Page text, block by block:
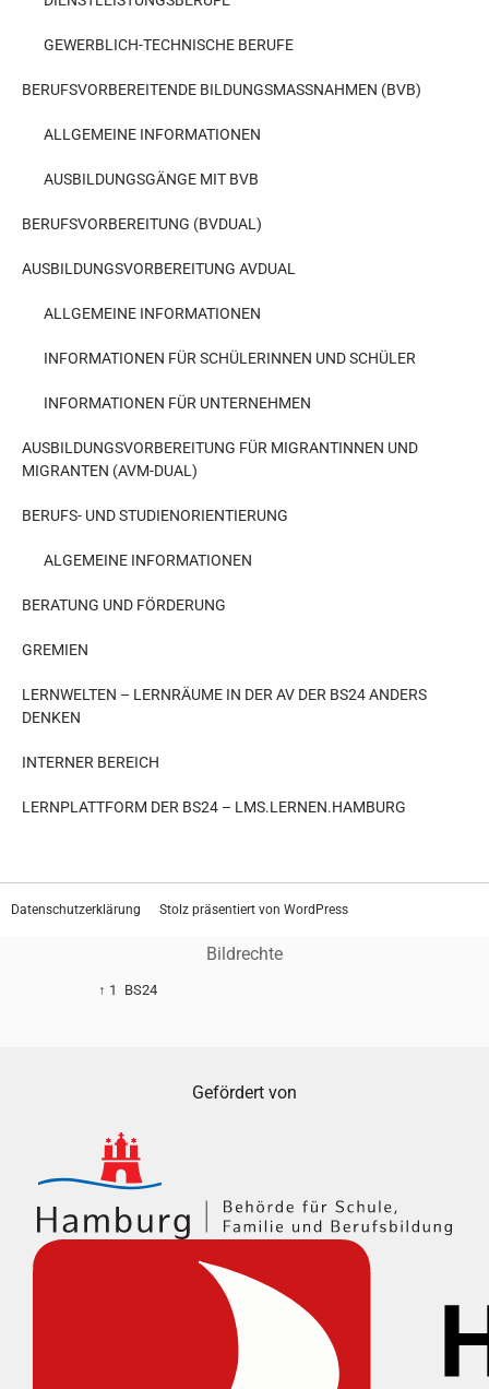
GEWERBLICH-TECHNISCHE BERUFE
BERUFSVORBEREITENDE BILDUNGSMASSNAHMEN (BVB)
ALLGEMEINE INFORMATIONEN
AUSBILDUNGSGÄNGE MIT BVB
BERUFSVORBEREITUNG (BVDUAL)
AUSBILDUNGSVORBEREITUNG AVDUAL
ALLGEMEINE INFORMATIONEN
INFORMATIONEN FÜR SCHÜLERINNEN UND SCHÜLER
INFORMATIONEN FÜR UNTERNEHMEN
AUSBILDUNGSVORBEREITUNG FÜR MIGRANTINNEN UND
MIGRANTEN (AVM-DUAL)
BERUFS- UND STUDIENORIENTIERUNG
ALGEMEINE INFORMATIONEN
BERATUNG UND FÖRDERUNG
GREMIEN
LERNWELTEN – LERNRÄUME IN DER AV DER BS24 ANDERS
DENKEN
INTERNER BEREICH
LERNPLATTFORM DER BS24 – LMS.LERNEN.HAMBURG
Datenschutzerklärung Stolz präsentiert von WordPress
Bildrechte
↑ 1 BS24
Gefördert von